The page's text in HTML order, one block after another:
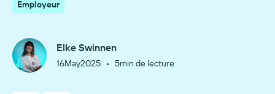
Employeur
Elke Swinnen
16May2025 • 5min de lecture